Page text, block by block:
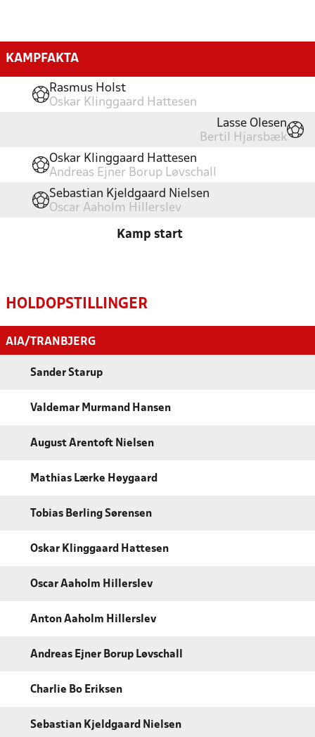
KAMPFAKTA
Rasmus Holst
Oskar Klinggaard Hattesen
Lasse Olesen
Bertil Hjarsbæk
Oskar Klinggaard Hattesen
Andreas Ejner Borup Løvschall
Sebastian Kjeldgaard Nielsen
Oscar Aaholm Hillerslev
Kamp start
HOLDOPSTILLINGER
AIA/TRANBJERG
Sander Starup
Valdemar Murmand Hansen
August Arentoft Nielsen
Mathias Lærke Høygaard
Tobias Berling Sørensen
Oskar Klinggaard Hattesen
Oscar Aaholm Hillerslev
Anton Aaholm Hillerslev
Andreas Ejner Borup Løvschall
Charlie Bo Eriksen
Sebastian Kjeldgaard Nielsen